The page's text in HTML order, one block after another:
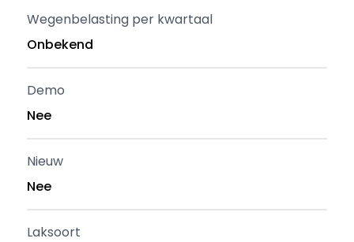
Wegenbelasting per kwartaal
Onbekend
Demo
Nee
Nieuw
Nee
Laksoort